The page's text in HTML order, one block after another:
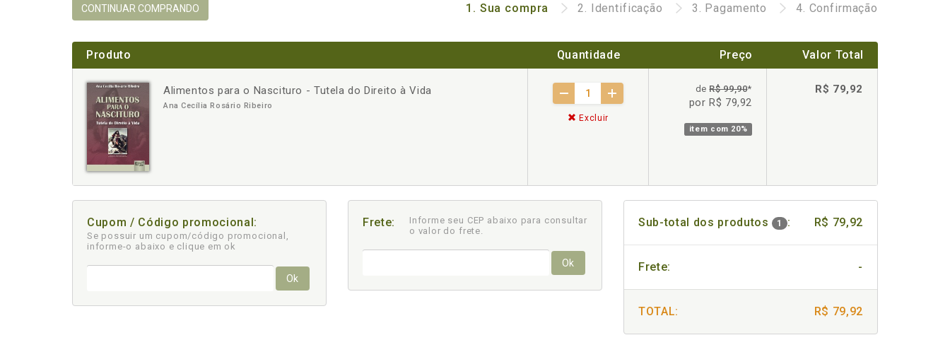
CONTINUAR COMPRANDO 1. Sua compra 2. Identificação 3. Pagamento 4. Confirmação
Produto Quantidade Preço Valor Total
Alimentos para o Nascituro - Tutela do Direito à Vida
Ana Cecília Rosário Ribeiro
- +
Excluir
deR$ 99,90*
por R$ 79,92
item com 20%
R$ 79,92
Cupom / Código promocional:
Se possuir um cupom/código promocional,
informe-o abaixo e clique em ok
Ok
Frete:
Informe seu CEP abaixo para consultar
o valor do frete.
Ok
Sub-total dos produtos 1 : R$ 79,92
Frete: -
TOTAL: R$ 79,92